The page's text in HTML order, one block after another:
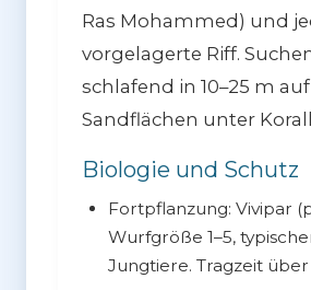
Ras Mohammed) und
vorgelagerte Riff.
schlafend in 10–25 m auf
Sandflächen unter
Biologie und Schutz
Fortpflanzung: Vivipar
Wurfgröße 1–5,
Jungtiere. Tragzeit